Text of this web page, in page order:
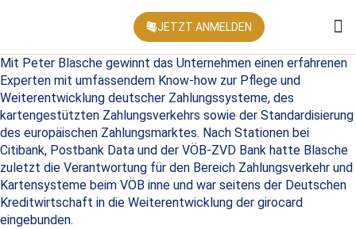
JETZT ANMELDEN
Mit Peter Blasche gewinnt das Unternehmen einen erfahrenen
Experten mit umfassendem Know-how zur Pflege und
Weiterentwicklung deutscher Zahlungssysteme, des
kartengestützten Zahlungsverkehrs sowie der Standardisierung
des europäischen Zahlungsmarktes. Nach Stationen bei
Citibank, Postbank Data und der VÖB-ZVD Bank hatte Blasche
zuletzt die Verantwortung für den Bereich Zahlungsverkehr und
Kartensysteme beim VÖB inne und war seitens der Deutschen
Kreditwirtschaft in die Weiterentwicklung der girocard
eingebunden.